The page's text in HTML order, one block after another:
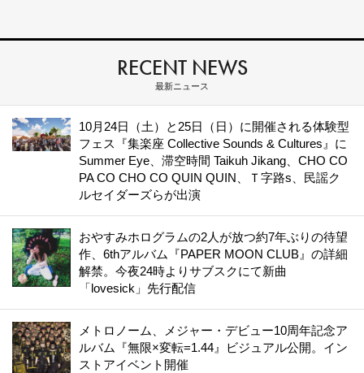
RECENT NEWS
最新ニュース
10月24日（土）と25日（日）に開催される体験型
フェス『集楽座 Collective Sounds & Cultures』に
Summer Eye、滞空時間 Taikuh Jikang、CHO CO
PA CO CHO CO QUIN QUIN、Ｔ字路s、民謡ク
ルセイダーズらが出演
おやすみホログラムの2人が放つ約7年ぶりの待望
作、6thアルバム『PAPER MOON CLUB』の詳細
解禁。今夜24時よりサブスクにて新曲
「lovesick」先行配信
メトロノーム、メジャー・デビュー10周年記念ア
ルバム『無限×変転=1.44』ビジュアル公開。イン
ストアイベント開催